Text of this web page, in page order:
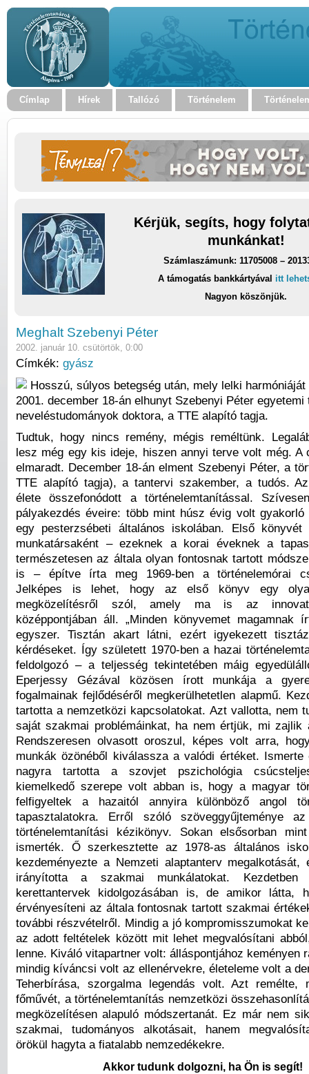
Címlap Hírek Tallózó Történelem
Kérjük, segíts, hogy
munkánkat!
Számlaszámunk: 11705008 –
A támogatás bankkártyával itt
Nagyon köszönjük.
Meghalt Szebenyi Péter
2002. január 10. csütörtök, 0:00
Címkék: gyász
Hosszú, súlyos betegség után, mely lelki
2001. december 18-án elhunyt Szebenyi Péter egyetemi
neveléstudományok doktora, a TTE alapító tagja.
Tudtuk, hogy nincs remény, mégis reméltünk.
lesz még egy kis ideje, hiszen annyi terve volt még. A
elmaradt. December 18-án elment Szebenyi Péter, a
TTE alapító tagja), a tantervi szakember, a tudós.
élete összefonódott a történelemtanítással.
pályakezdés éveire: több mint húsz évig volt gyakorló
egy pesterzsébeti általános iskolában. Első
munkatársaként – ezeknek a korai éveknek a
természetesen az általa olyan fontosnak tartott
is – építve írta meg 1969-ben a történelemórai
Jelképes is lehet, hogy az első könyv egy
megközelítésről szól, amely ma is az
középpontjában áll. „Minden könyvemet magamnak
egyszer. Tisztán akart látni, ezért igyekezett
kérdéseket. Így született 1970-ben a hazai
feldolgozó – a teljesség tekintetében máig
Eperjessy Gézával közösen írott munkája a
fogalmainak fejlődéséről megkerülhetetlen alapmű.
tartotta a nemzetközi kapcsolatokat. Azt vallotta, nem
saját szakmai problémáinkat, ha nem értjük, mi zajlik
Rendszeresen olvasott oroszul, képes volt arra,
munkák özönéből kiválassza a valódi értéket. Ismerte
nagyra tartotta a szovjet pszichológia
kiemelkedő szerepe volt abban is, hogy a magyar
felfigyeltek a hazaitól annyira különböző angol
tapasztalatokra. Erről szóló szöveggyűjteménye
történelemtanítási kézikönyv. Sokan elsősorban
ismerték. Ő szerkesztette az 1978-as általános
kezdeményezte a Nemzeti alaptanterv megalkotását,
irányította a szakmai munkálatokat.
kerettantervek kidolgozásában is, de amikor látta,
érvényesíteni az általa fontosnak tartott szakmai
további részvételről. Mindig a jó kompromisszumokat
az adott feltételek között mit lehet megvalósítani
lenne. Kiváló vitapartner volt: álláspontjához keményen
mindig kíváncsi volt az ellenérvekre, életeleme volt a
Teherbírása, szorgalma legendás volt. Azt remélte,
főművét, a történelemtanítás nemzetközi
megközelítésen alapuló módszertanát. Ez már nem
szakmai, tudományos alkotásait, hanem
örökül hagyta a fiatalabb nemzedékekre.
Akkor tudunk dolgozni, ha Ön is segít!